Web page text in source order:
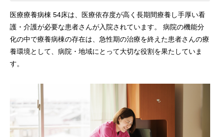
医療療養病棟 54床は、医療依存度が高く長期間療養し手厚い看
護・介護が必要な患者さんが入院されています。 病院の機能分
化の中で療養病棟の存在は、急性期の治療を終えた患者さんの療
養環境として、病院・地域にとって大切な役割を果たしていま
す。